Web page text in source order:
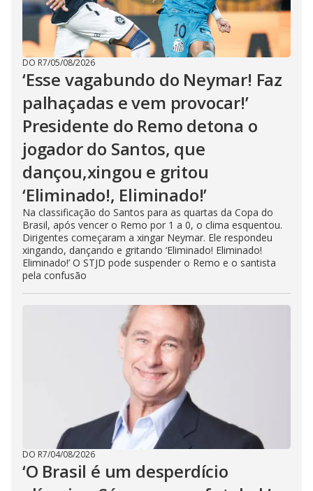
DO R7/05/08/2026
‘Esse vagabundo do Neymar! Faz
palhaçadas e vem provocar!’
Presidente do Remo detona o
jogador do Santos, que
dançou,xingou e gritou
‘Eliminado!, Eliminado!’
Na classificação do Santos para as quartas da Copa do
Brasil, após vencer o Remo por 1 a 0, o clima esquentou.
Dirigentes começaram a xingar Neymar. Ele respondeu
xingando, dançando e gritando ‘Eliminado! Eliminado!
Eliminado!’ O STJD pode suspender o Remo e o santista
pela confusão
DO R7/04/08/2026
‘O Brasil é um desperdício